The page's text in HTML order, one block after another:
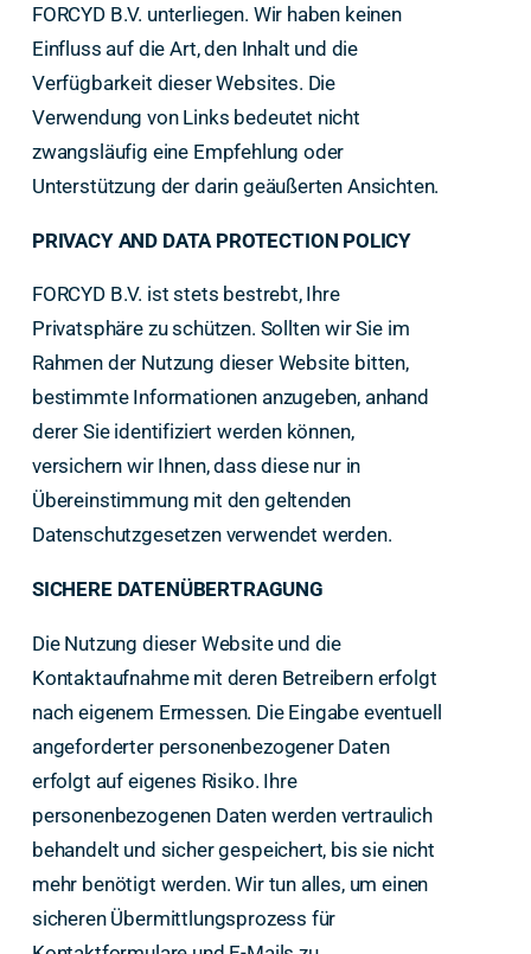
FORCYD B.V. unterliegen. Wir haben keinen
Einfluss auf die Art, den Inhalt und die
Verfügbarkeit dieser Websites. Die
Verwendung von Links bedeutet nicht
zwangsläufig eine Empfehlung oder
Unterstützung der darin geäußerten Ansichten.
PRIVACY AND DATA PROTECTION POLICY
FORCYD B.V. ist stets bestrebt, Ihre
Privatsphäre zu schützen. Sollten wir Sie im
Rahmen der Nutzung dieser Website bitten,
bestimmte Informationen anzugeben, anhand
derer Sie identifiziert werden können,
versichern wir Ihnen, dass diese nur in
Übereinstimmung mit den geltenden
Datenschutzgesetzen verwendet werden.
SICHERE DATENÜBERTRAGUNG
Die Nutzung dieser Website und die
Kontaktaufnahme mit deren Betreibern erfolgt
nach eigenem Ermessen. Die Eingabe eventuell
angeforderter personenbezogener Daten
erfolgt auf eigenes Risiko. Ihre
personenbezogenen Daten werden vertraulich
behandelt und sicher gespeichert, bis sie nicht
mehr benötigt werden. Wir tun alles, um einen
sicheren Übermittlungsprozess für